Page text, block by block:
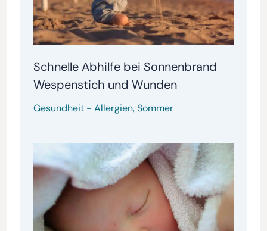
Schnelle Abhilfe bei Sonnenbrand
Wespenstich und Wunden
Gesundheit- Allergien,Sommer